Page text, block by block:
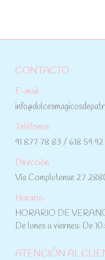
CONTACTO
E-mail
Teléfonos
91 877 78 83 / 618 59 92
Dirección
Vía Complutense 27
Horario:
HORARIO DE
De lunes a viernes: De
ATENCIÓN AL